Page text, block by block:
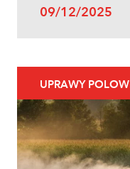
Uprawy polowe
Ochrona
zabiegów,
ochrony
09/12/2025
UPRAWY